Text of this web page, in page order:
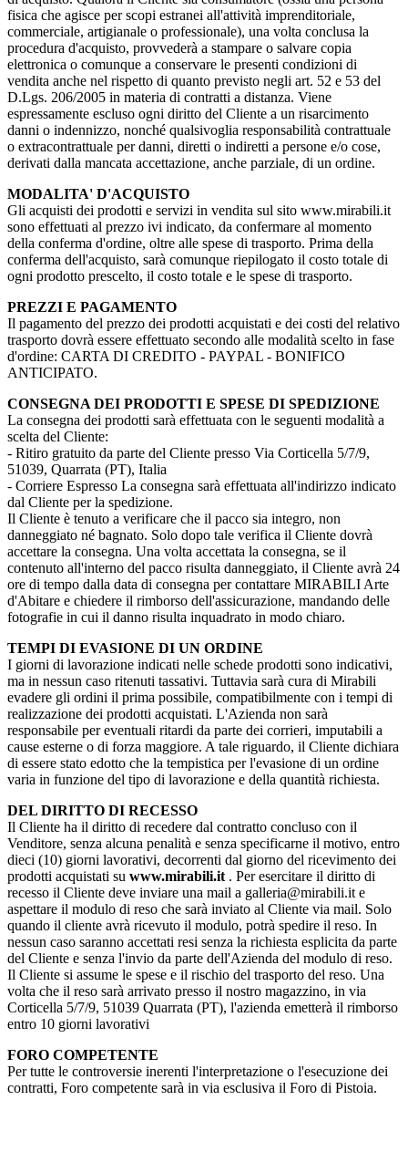
fisica che agisce per scopi estranei all'attività imprenditoriale,
commerciale, artigianale o professionale), una volta conclusa la
procedura d'acquisto, provvederà a stampare o salvare copia
elettronica o comunque a conservare le presenti condizioni di
vendita anche nel rispetto di quanto previsto negli art. 52 e 53 del
D.Lgs. 206/2005 in materia di contratti a distanza. Viene
espressamente escluso ogni diritto del Cliente a un risarcimento
danni o indennizzo, nonché qualsivoglia responsabilità contrattuale
o extracontrattuale per danni, diretti o indiretti a persone e/o cose,
derivati dalla mancata accettazione, anche parziale, di un ordine.
MODALITA' D'ACQUISTO
Gli acquisti dei prodotti e servizi in vendita sul sito www.mirabili.it
sono effettuati al prezzo ivi indicato, da confermare al momento
della conferma d'ordine, oltre alle spese di trasporto. Prima della
conferma dell'acquisto, sarà comunque riepilogato il costo totale di
ogni prodotto prescelto, il costo totale e le spese di trasporto.
PREZZI E PAGAMENTO
Il pagamento del prezzo dei prodotti acquistati e dei costi del relativo
trasporto dovrà essere effettuato secondo alle modalità scelto in fase
d'ordine: CARTA DI CREDITO - PAYPAL - BONIFICO
ANTICIPATO.
CONSEGNA DEI PRODOTTI E SPESE DI SPEDIZIONE
La consegna dei prodotti sarà effettuata con le seguenti modalità a
scelta del Cliente:
- Ritiro gratuito da parte del Cliente presso Via Corticella 5/7/9,
51039, Quarrata (PT), Italia
- Corriere Espresso La consegna sarà effettuata all'indirizzo indicato
dal Cliente per la spedizione.
Il Cliente è tenuto a verificare che il pacco sia integro, non
danneggiato né bagnato. Solo dopo tale verifica il Cliente dovrà
accettare la consegna. Una volta accettata la consegna, se il
contenuto all'interno del pacco risulta danneggiato, il Cliente avrà 24
ore di tempo dalla data di consegna per contattare MIRABILI Arte
d'Abitare e chiedere il rimborso dell'assicurazione, mandando delle
fotografie in cui il danno risulta inquadrato in modo chiaro.
TEMPI DI EVASIONE DI UN ORDINE
I giorni di lavorazione indicati nelle schede prodotti sono indicativi,
ma in nessun caso ritenuti tassativi. Tuttavia sarà cura di Mirabili
evadere gli ordini il prima possibile, compatibilmente con i tempi di
realizzazione dei prodotti acquistati. L'Azienda non sarà
responsabile per eventuali ritardi da parte dei corrieri, imputabili a
cause esterne o di forza maggiore. A tale riguardo, il Cliente dichiara
di essere stato edotto che la tempistica per l'evasione di un ordine
varia in funzione del tipo di lavorazione e della quantità richiesta.
DEL DIRITTO DI RECESSO
Il Cliente ha il diritto di recedere dal contratto concluso con il
Venditore, senza alcuna penalità e senza specificarne il motivo, entro
dieci (10) giorni lavorativi, decorrenti dal giorno del ricevimento dei
prodotti acquistati su www.mirabili.it . Per esercitare il diritto di
recesso il Cliente deve inviare una mail a galleria@mirabili.it e
aspettare il modulo di reso che sarà inviato al Cliente via mail. Solo
quando il cliente avrà ricevuto il modulo, potrà spedire il reso. In
nessun caso saranno accettati resi senza la richiesta esplicita da parte
del Cliente e senza l'invio da parte dell'Azienda del modulo di reso.
Il Cliente si assume le spese e il rischio del trasporto del reso. Una
volta che il reso sarà arrivato presso il nostro magazzino, in via
Corticella 5/7/9, 51039 Quarrata (PT), l'azienda emetterà il rimborso
entro 10 giorni lavorativi
FORO COMPETENTE
Per tutte le controversie inerenti l'interpretazione o l'esecuzione dei
contratti, Foro competente sarà in via esclusiva il Foro di Pistoia.